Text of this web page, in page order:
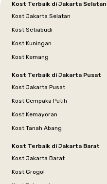
Kost Terbaik di Jakarta Selatan
Kost Jakarta Selatan
Kost Setiabudi
Kost Kuningan
Kost Kemang
Kost Terbaik di Jakarta Pusat
Kost Jakarta Pusat
Kost Cempaka Putih
Kost Kemayoran
Kost Tanah Abang
Kost Terbaik di Jakarta Barat
Kost Jakarta Barat
Kost Grogol